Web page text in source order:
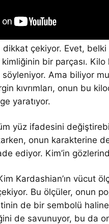
çekiyor. Evet,
bir parçası.
Ama biliyor
kıvrımları, onun bu
yaratıyor.
yüz ifadesini
onun karakterine
ediyor. Kim’in
Kardashian’ın vücut
Bu ölçüler, onun
de bir sembolü
de savunuyor, bu da